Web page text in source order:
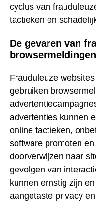
cyclus van
tactieken en
De gevaren van
browsermeldingen
Frauduleuze
gebruiken
advertenties kunnen
online tactieken,
software promoten
doorverwijzen naar
gevolgen van
kunnen ernstig zijn
aangetaste privacy